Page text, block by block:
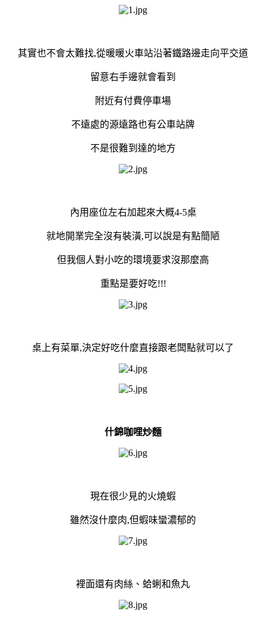
其實也不會太難找,從暖暖火車站沿著鐵路邊走向平交道
留意右手邊就會看到
附近有付費停車場
不遠處的源遠路也有公車站牌
不是很難到達的地方
內用座位左右加起來大概4-5桌
就地開業完全沒有裝潢,可以說是有點簡陋
但我個人對小吃的環境要求沒那麼高
重點是要好吃!!!
桌上有菜單,決定好吃什麼直接跟老闆點就可以了
什錦咖哩炒麵
現在很少見的火燒蝦
雖然沒什麼肉,但蝦味蠻濃郁的
裡面還有肉絲、蛤蜊和魚丸